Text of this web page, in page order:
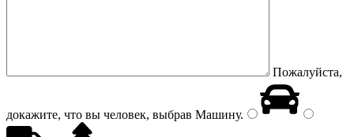
Пожалуйста,
докажите, что вы человек, выбрав Машину.